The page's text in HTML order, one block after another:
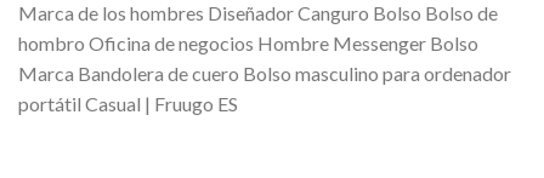
Marca de los hombres Diseñador Canguro Bolso Bolso de
hombro Oficina de negocios Hombre Messenger Bolso
Marca Bandolera de cuero Bolso masculino para ordenador
portátil Casual | Fruugo ES